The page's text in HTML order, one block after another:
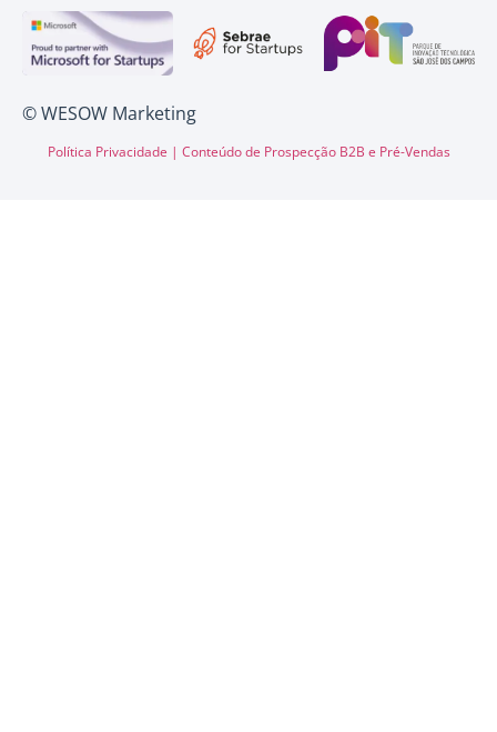
© WESOW Marketing
Política Privacidade | Conteúdo de Prospecção B2B e Pré-Vendas